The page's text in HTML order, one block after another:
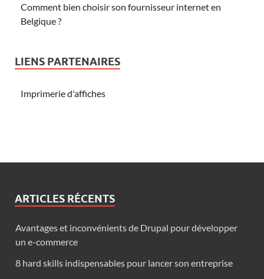
Comment bien choisir son fournisseur internet en
Belgique ?
LIENS PARTENAIRES
Imprimerie d'affiches
ARTICLES RÉCENTS
Avantages et inconvénients de Drupal pour développer
un e-commerce
8 hard skills indispensables pour lancer son entreprise